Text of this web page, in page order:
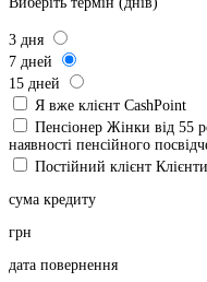
3 дня
7 дней
15 дней
Я вже клієнт CashPoint
Пенсіонер Жінки від 55
наявності пенсійного
Постійний клієнт
сума кредиту
грн
дата повернення